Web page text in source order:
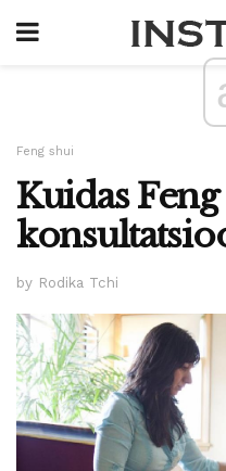
Feng shui
Kuidas
by Rodika Tchi